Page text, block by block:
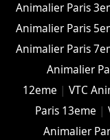
Animalier Paris
Animalier Paris
Animalier Paris
Animalier
12eme |VTC
Paris 13eme |
Animalier